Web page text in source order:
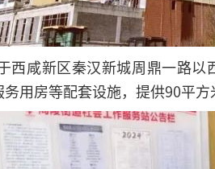
西咸新区秦汉新城周鼎一路
用房等配套设施，提供90平方